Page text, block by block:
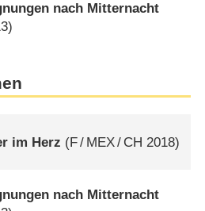
nach Mitternacht
im Herz (F/ MEX/ CH 2018)
nach Mitternacht